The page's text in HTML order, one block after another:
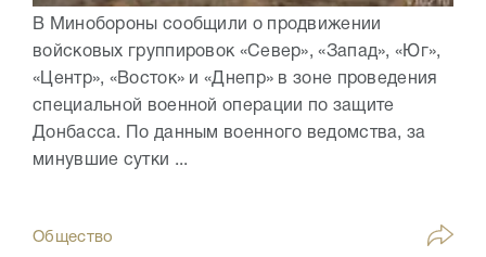
В Минобороны сообщили о продвижении
войсковых группировок «Север», «Запад», «Юг»,
«Центр», «Восток» и «Днепр» в зоне проведения
специальной военной операции по защите
Донбасса. По данным военного ведомства, за
минувшие сутки ...
Общество